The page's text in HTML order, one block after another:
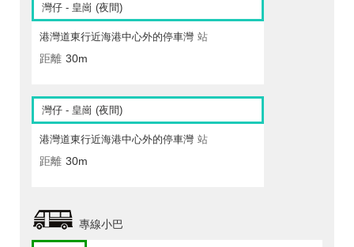
灣仔 - 皇崗 (夜間)
港灣道東行近海港中心外的停車灣 站
距離 30m
灣仔 - 皇崗 (夜間)
港灣道東行近海港中心外的停車灣 站
距離 30m
專線小巴